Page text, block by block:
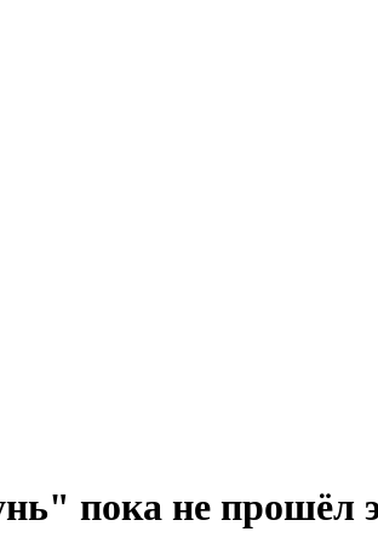
пока не прошёл